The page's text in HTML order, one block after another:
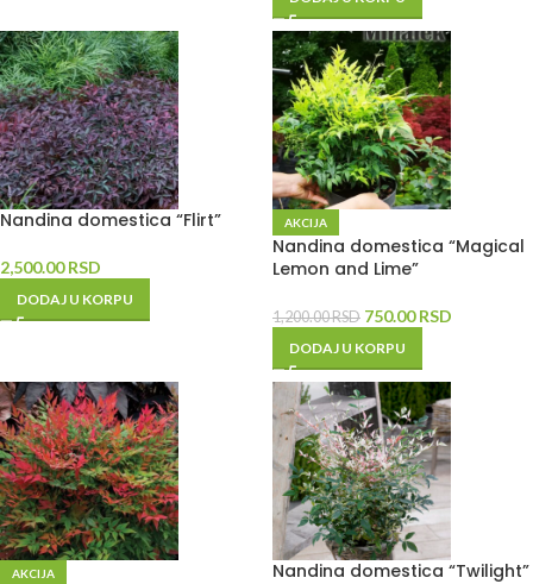
Nandina domestica “Flirt”
2,500.00RSD
DODAJ U KORPU
AKCIJA
Nandina domestica “Magical
Lemon and Lime”
1,200.00RSD 750.00RSD
DODAJ U KORPU
AKCIJA Nandina domestica “Twilight”